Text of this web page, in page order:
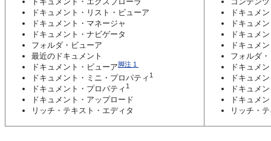
ドキュメント・リスト・ビューア
ドキュメント・マネージャ
ドキュメント・ナビゲータ
フォルダ・ビューア
最近のドキュメント
ドキュメント・ビューア脚注 1
ドキュメント・ミニ・プロパティ 1
ドキュメント・プロパティ 1
ドキュメント・アップロード
リッチ・テキスト・エディタ
ドキュメ
ドキュメ
ドキュメ
ドキュメ
フォルダ
ドキュメ
ドキュメ
ドキュメ
ドキュメ
リッチ・